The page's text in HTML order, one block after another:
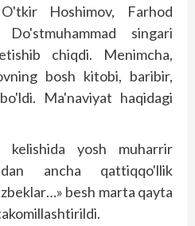
Hoshimov, Farhod
singari
chiqdi. Menimcha,
bosh kitobi, baribir,
Ma'naviyat haqidagi
yosh muharrir
ancha qattiqqo'llik
besh marta qayta